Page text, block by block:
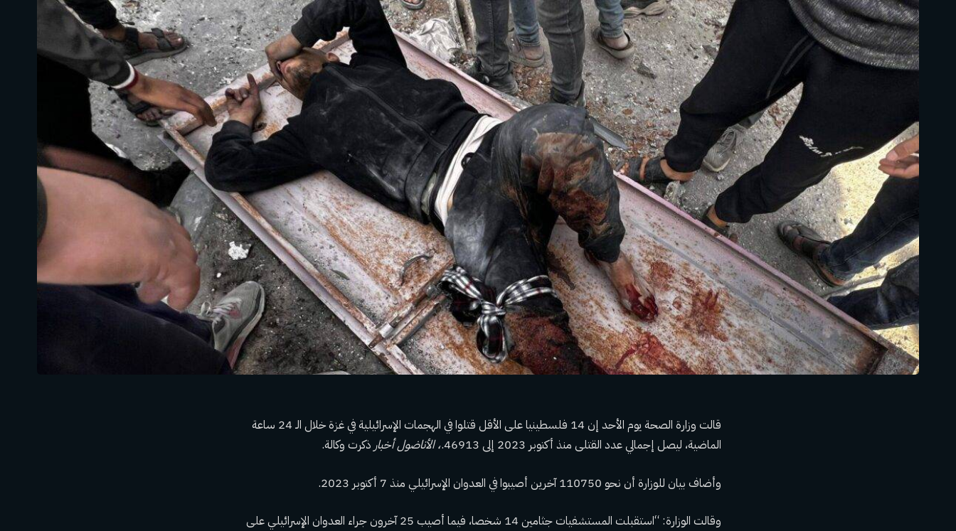
قالت وزارة الصحة يوم الأحد إن 14 فلسطينيا على الأقل قتلوا في الهجمات الإسرائيلية في غزة خلال الـ 24 ساعة
الماضية، ليصل إجمالي عدد القتلى منذ أكتوبر 2023 إلى 46913.
، الأناضولأخبار ذكرت وكالة.
وأضاف بيان للوزارة أن نحو 110750 آخرين أصيبوا في العدوان الإسرائيلي منذ 7 أكتوبر 2023.
وقالت الوزارة: “استقبلت المستشفيات جثامين 14 شخصا، فيما أصيب 25 آخرون جراء العدوان الإسرائيلي على